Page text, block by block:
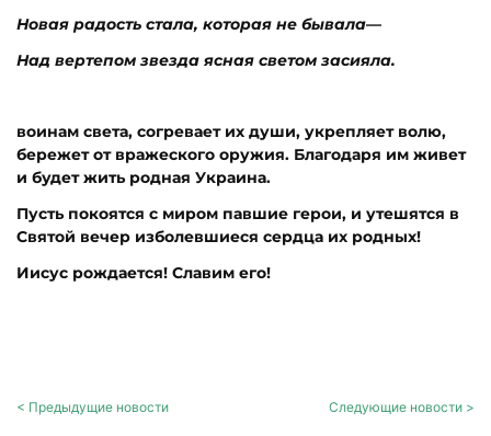
Новая радость стала, которая не бывала—
Над вертепом звезда ясная светом засияла.
воинам света, согревает их души, укрепляет волю,
бережет от вражеского оружия. Благодаря им живет
и будет жить родная Украина.
Пусть покоятся с миром павшие герои, и утешятся в
Святой вечер изболевшиеся сердца их родных!
Иисус рождается! Славим его!
< Предыдущие новости Следующие новости >